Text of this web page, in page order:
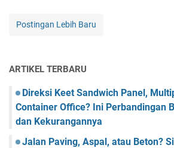
Postingan Lebih Baru
ARTIKEL TERBARU
Direksi Keet Sandwich Panel,
Container Office? Ini Perbandingan
dan Kekurangannya
Jalan Paving, Aspal, atau Beton?